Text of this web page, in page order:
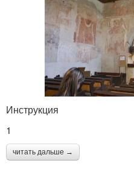
Инструкция
1
читать дальше →